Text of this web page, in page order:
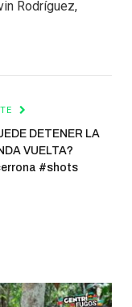
Rodríguez,
DETENER LA
VUELTA?
#shots